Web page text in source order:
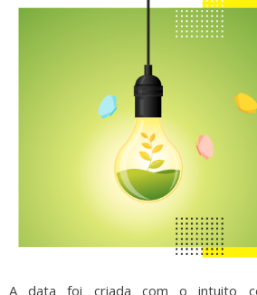
A data foi criada com o intuito